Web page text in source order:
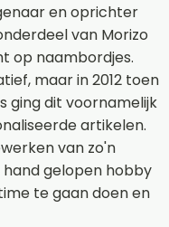
en oprichter
van Morizo
op naambordjes.
maar in 2012 toen
ging dit voornamelijk
artikelen.
van zo'n
hand gelopen hobby
te gaan doen en